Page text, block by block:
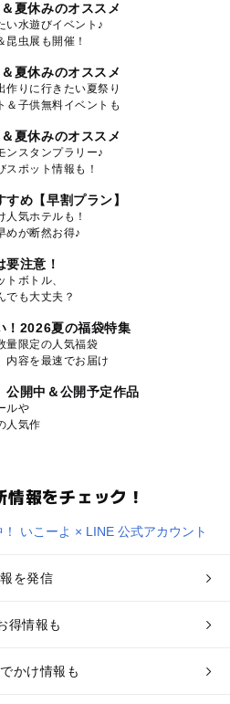
＆夏休みのオススメ
い水遊びイベント♪
昆虫展も開催！
＆夏休みのオススメ
作りに行きたい夏祭り
＆子供無料イベントも
＆夏休みのオススメ
ンスタンプラリー♪
スポット情報も！
すめ【早割プラン】
人気ホテルも！
めが断然お得♪
要注意！
ボトル、
でも大丈夫？
！2026夏の福袋特集
量限定の人気福袋
内容を最速でお届け
公開中＆公開予定作品
ルや
人気作
報をチェック！
を発信
得情報も
かけ情報も